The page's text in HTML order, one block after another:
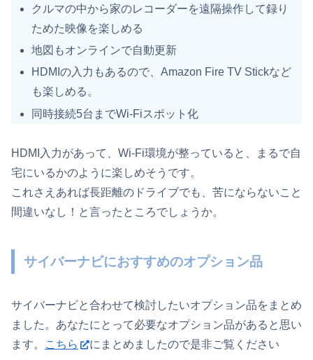
クルマの中から家のレコーダーを遠隔操作して録り
ためた映像を楽しめる
地図もオンラインで自動更新
HDMIの入力もあるので、Amazon Fire TV Stickなど
も楽しめる。
同時接続5台までWi-Fiスポット化
HDMI入力があって、Wi-Fi環境が整っていると、まるで自
宅にいるかのように楽しめそうです。
これさえあれば長距離のドライブでも、苦にならないこと
間違いなし！と言ったところでしょうか。
サイバーナビにおすすめのオプション品
サイバーナビと合わせて検討したいオプション品をまとめ
ました。あなたにとって必要なオプション品があると思い
ます。
こちら にまとめましたので是非ご覧ください